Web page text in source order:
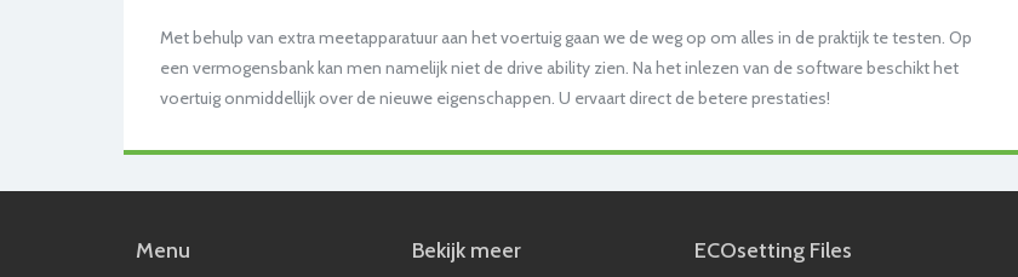
Met behulp van extra meetapparatuur aan het voertuig gaan we de weg op om alles in de praktijk te testen. Op
een vermogensbank kan men namelijk niet de drive ability zien. Na het inlezen van de software beschikt het
voertuig onmiddellijk over de nieuwe eigenschappen. U ervaart direct de betere prestaties!
Menu Bekijk meer ECOsetting Files